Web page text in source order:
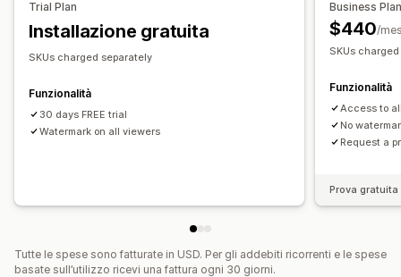
Trial Plan
Installazione gratuita
SKUs charged separately
Funzionalità
30 days FREE trial
Watermark on all viewers
Business
$440/
SKUs
Funzionalità
Access to
No
Request a
Prova
Tutte le spese sono fatturate in USD. Per gli addebiti ricorrenti e le spese
basate sull’utilizzo ricevi una fattura ogni 30 giorni.